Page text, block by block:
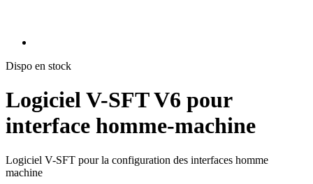
Dispo en stock
Logiciel V-SFT V6 pour
interface homme-machine
Logiciel V-SFT pour la configuration des interfaces homme
machine